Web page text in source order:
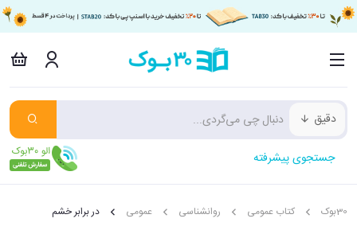
دقیق
جستجوی پیشرفته
30بوک کتاب عمومی روانشناسی عمومی در برابر خشم